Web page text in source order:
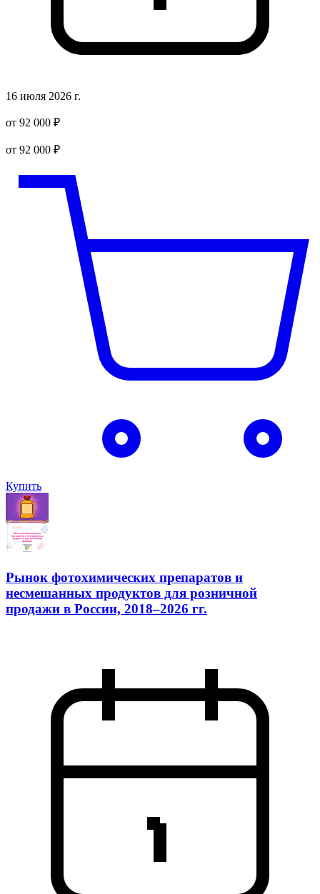
16 июля 2026 г.
от 92 000 ₽
от 92 000 ₽
Купить
Рынок фотохимических препаратов и
несмешанных продуктов для розничной
продажи в России, 2018–2026 гг.